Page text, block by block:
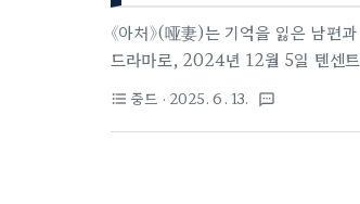
《아처》(哑妻)는 기억을 잃은 남편
드라마로, 2024년 12월 5일 텐센트
의 밀도가 돋보이며, 매 회차마다
한 이 작품은 '아픔을 말하지 못하
선(小璇), 가려(佳丽)방영일:
format_list_bulleted 중드 · 2025. 6. 13. textsms